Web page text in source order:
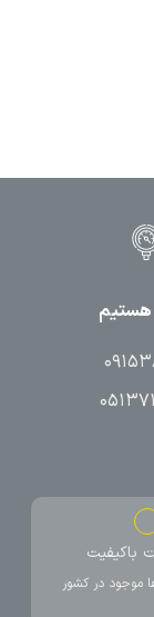
باکیفیت
موجود در کشور